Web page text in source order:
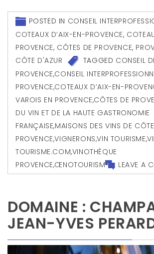
POSTED IN CONSEIL
COTEAUX D’AIX-EN-PROVENCE,
PROVENCE, CÔTES DE PROVENCE,
CÔTE D'AZUR
TAGGED CONSEIL
PROVENCE,CONSEIL
PROVENCE,COTEAUX D’AIX-EN-
VAROIS EN PROVENCE,CÔTES DE
DU VIN ET DE LA HAUTE GASTRONOMIE
FRANÇAISE,MAISONS DES VINS DE
PROVENCE,VIGNERONS,VIN TOURISME,
TOURISME.COM,VINOTHÈQUE
PROVENCE,ŒNOTOURISM LEAVE A
DOMAINE :
JEAN-YVES